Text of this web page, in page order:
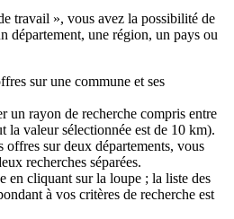
travail », vous avez la possibilité de
département, une région, un pays ou
sur une commune et ses
un rayon de recherche compris entre
la valeur sélectionnée est de 10 km).
offres sur deux départements, vous
recherches séparées.
en cliquant sur la loupe ; la liste des
à vos critères de recherche est